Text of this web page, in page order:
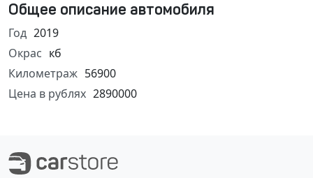
Общее описание автомобиля
Год 2019
Окрас кб
Километраж 56900
Цена в рублях 2890000